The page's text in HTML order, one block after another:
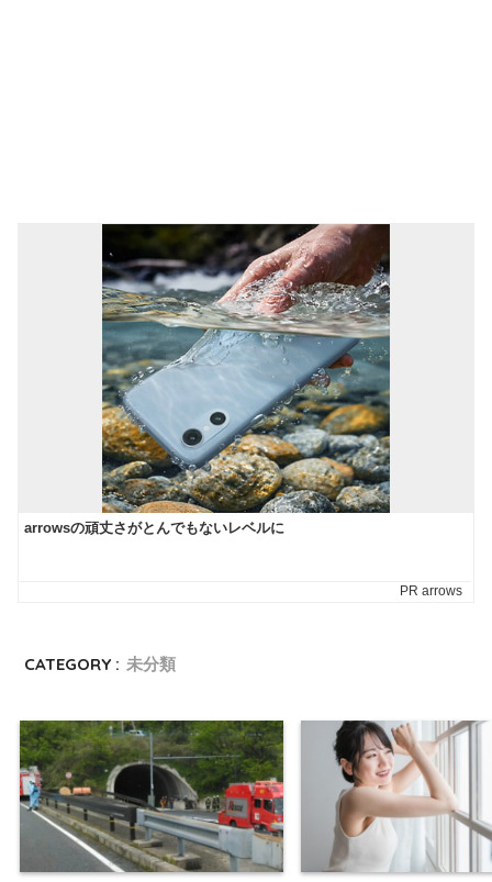
CATEGORY : 未分類